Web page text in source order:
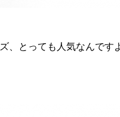
、とっても人気なんです